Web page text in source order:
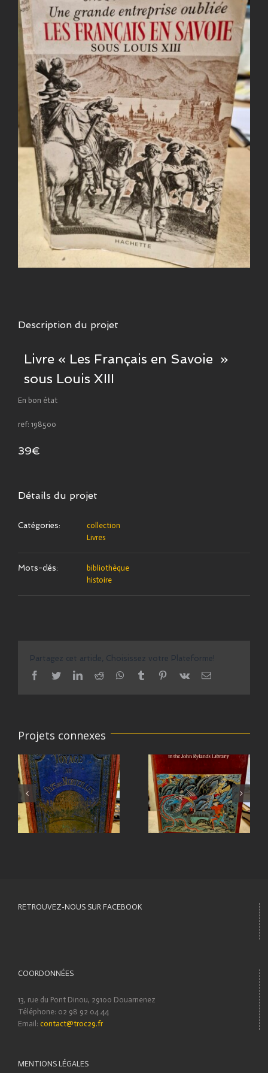
Description du projet
Livre « Les Français en Savoie »
sous Louis XIII
En bon état
ref: 198500
39€
Détails du projet
Catégories:
collection
Livres
Mots-clés:
bibliothèque
histoire
Partagez cet article, Choisissez votre Plateforme!
facebook
twitterlinkedinreddit whatsapptumblr pinterest
vk Email
Projets connexes
RETROUVEZ-NOUS SUR FACEBOOK
COORDONNÉES
13, rue du Pont Dinou, 29100 Douarnenez
Téléphone: 02 98 92 04 44
Email: contact@troc29.fr
MENTIONS LÉGALES